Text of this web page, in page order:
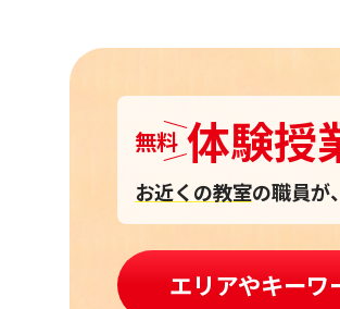
無料 体験授
お近くの教室の職員が
エリアやキーワ